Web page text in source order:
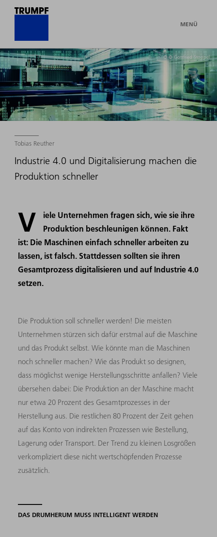
MENÜ
© © Gottfried Stoppel
Tobias Reuther
Industrie 4.0 und Digitalisierung machen die
Produktion schneller
V
iele Unternehmen fragen sich, wie sie ihre
Produktion beschleunigen können. Fakt
ist: Die Maschinen einfach schneller arbeiten zu
lassen, ist falsch. Stattdessen sollten sie ihren
Gesamtprozess digitalisieren und auf Industrie 4.0
setzen.
Die Produktion soll schneller werden! Die meisten
Unternehmen stürzen sich dafür erstmal auf die Maschine
und das Produkt selbst. Wie könnte man die Maschinen
noch schneller machen? Wie das Produkt so designen,
dass möglichst wenige Herstellungsschritte anfallen? Viele
übersehen dabei: Die Produktion an der Maschine macht
nur etwa 20 Prozent des Gesamtprozesses in der
Herstellung aus. Die restlichen 80 Prozent der Zeit gehen
auf das Konto von indirekten Prozessen wie Bestellung,
Lagerung oder Transport. Der Trend zu kleinen Losgrößen
verkompliziert diese nicht wertschöpfenden Prozesse
zusätzlich.
DAS DRUMHERUM MUSS INTELLIGENT WERDEN